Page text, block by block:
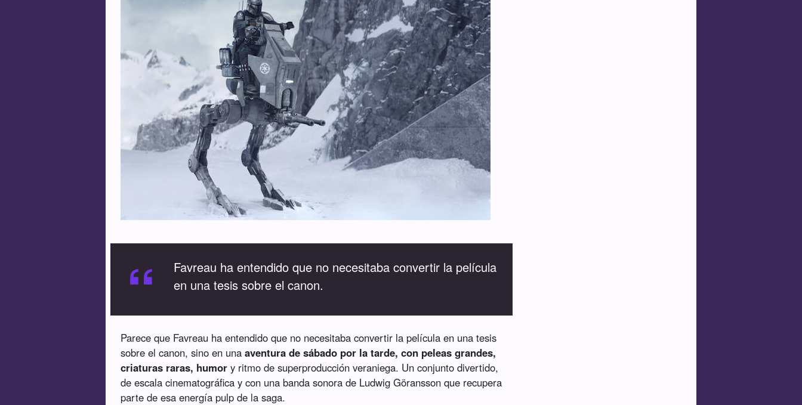
“
Favreau ha entendido que no necesitaba convertir la película
en una tesis sobre el canon.
Parece que Favreau ha entendido que no necesitaba convertir la película en una tesis
sobre el canon, sino en unaaventura de sábado por la tarde, con peleas grandes,
criaturas raras, humor y ritmo de superproducción veraniega. Un conjunto divertido,
de escala cinematográfica y con una banda sonora de Ludwig Göransson que recupera
parte de esa energía pulp de la saga.